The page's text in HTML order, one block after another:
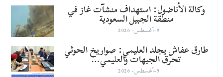
وكالة الأناضول: استهداف منشآت غاز في
منطقة الجبيل السعودية
9-أغسطس- 2026
طارق عفاش يجلد العليمي: صواريخ الحوثي
تحرق الجبهات والعليمي…
9-أغسطس- 2026